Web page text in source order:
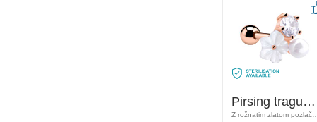
Pirsing tragus s/z cvetličnim dizajnom in Kristalni kamen
Z rožnatim zlatom pozlačeno kirurško jeklo 316L
Pirsing tragus s/z cvetličnim dizajnom in Kristalni kamen
Z rožnatim zlatom pozlačeno kirurško jeklo 316L